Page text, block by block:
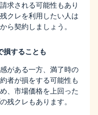
求される可能性もあり
クレを利用したい人は
ら契約しましょう。
損することも
がある一方、満了時の
者が損をする可能性も
、市場価格を上回った
残クレもあります。